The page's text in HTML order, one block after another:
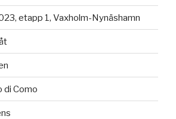
etapp 1, Vaxholm-Nynäshamn
di Como